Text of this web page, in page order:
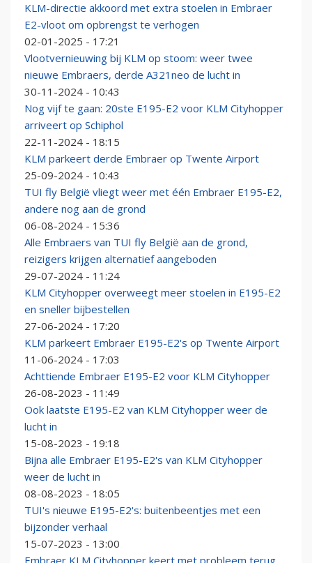
KLM-directie akkoord met extra stoelen in Embraer
E2-vloot om opbrengst te verhogen
02-01-2025 - 17:21
Vlootvernieuwing bij KLM op stoom: weer twee
nieuwe Embraers, derde A321neo de lucht in
30-11-2024 - 10:43
Nog vijf te gaan: 20ste E195-E2 voor KLM Cityhopper
arriveert op Schiphol
22-11-2024 - 18:15
KLM parkeert derde Embraer op Twente Airport
25-09-2024 - 10:43
TUI fly België vliegt weer met één Embraer E195-E2,
andere nog aan de grond
06-08-2024 - 15:36
Alle Embraers van TUI fly België aan de grond,
reizigers krijgen alternatief aangeboden
29-07-2024 - 11:24
KLM Cityhopper overweegt meer stoelen in E195-E2
en sneller bijbestellen
27-06-2024 - 17:20
KLM parkeert Embraer E195-E2's op Twente Airport
11-06-2024 - 17:03
Achttiende Embraer E195-E2 voor KLM Cityhopper
26-08-2023 - 11:49
Ook laatste E195-E2 van KLM Cityhopper weer de
lucht in
15-08-2023 - 19:18
Bijna alle Embraer E195-E2's van KLM Cityhopper
weer de lucht in
08-08-2023 - 18:05
TUI's nieuwe E195-E2's: buitenbeentjes met een
bijzonder verhaal
15-07-2023 - 13:00